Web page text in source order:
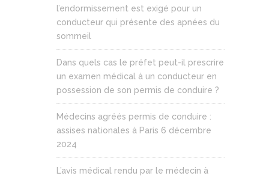
l’endormissement est exigé pour un
conducteur qui présente des apnées du
sommeil
Dans quels cas le préfet peut-il prescrire
un examen médical à un conducteur en
possession de son permis de conduire ?
Médecins agréés permis de conduire :
assises nationales à Paris 6 décembre
2024
L’avis médical rendu par le médecin à